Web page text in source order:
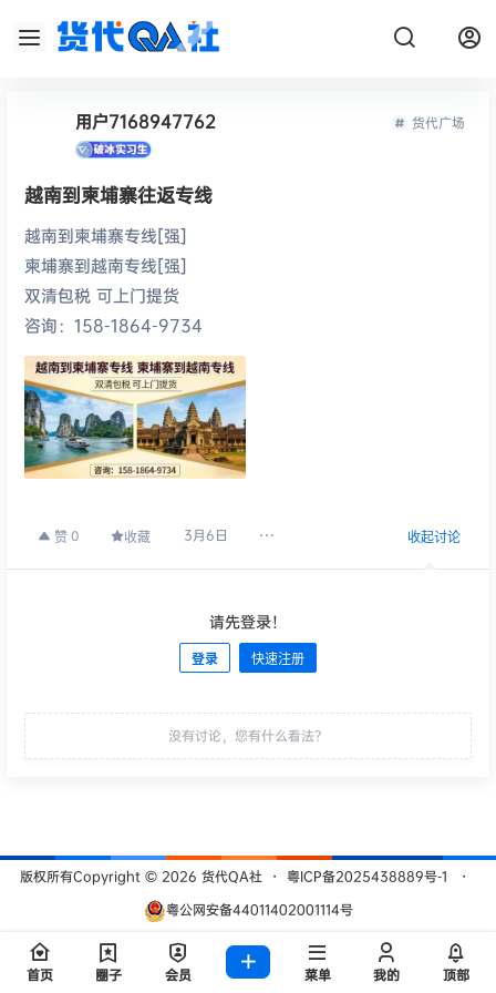
用户7168947762 货代广场
越南到柬埔寨往返专线
越南到柬埔寨专线[强]
柬埔寨到越南专线[强]
双清包税 可上门提货
咨询：158-1864-9734
赞 0 收藏 3月6日 收起讨论
请先登录！
登录 快速注册
没有讨论，您有什么看法？
版权所有Copyright © 2026 货代QA社 ・ 粤ICP备2025438889号-1
・
粤公网安备44011402001114号
查询 209 次，耗时 0.5014 秒
首页
圈子 会员 菜单 我的 顶部